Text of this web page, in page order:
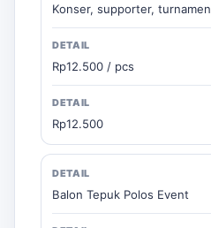
Konser, supporter, turnamen
Rp12.500 / pcs
Rp12.500
Balon Tepuk Polos Event